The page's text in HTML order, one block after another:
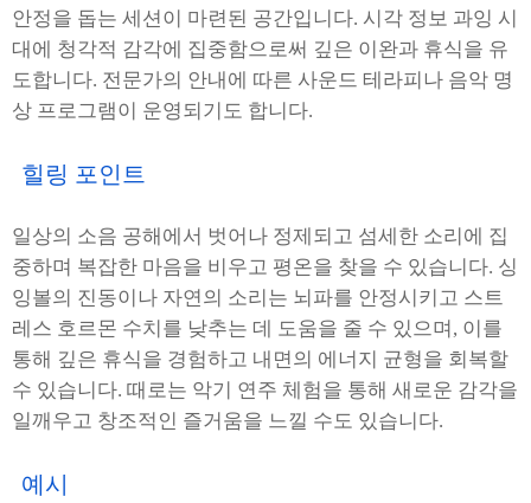
안정을 돕는 세션이 마련된 공간입니다. 시각 정보 과잉 시
대에 청각적 감각에 집중함으로써 깊은 이완과 휴식을 유
도합니다. 전문가의 안내에 따른 사운드 테라피나 음악 명
상 프로그램이 운영되기도 합니다.
힐링 포인트
일상의 소음 공해에서 벗어나 정제되고 섬세한 소리에 집
중하며 복잡한 마음을 비우고 평온을 찾을 수 있습니다. 싱
잉볼의 진동이나 자연의 소리는 뇌파를 안정시키고 스트
레스 호르몬 수치를 낮추는 데 도움을 줄 수 있으며, 이를
통해 깊은 휴식을 경험하고 내면의 에너지 균형을 회복할
수 있습니다. 때로는 악기 연주 체험을 통해 새로운 감각을
일깨우고 창조적인 즐거움을 느낄 수도 있습니다.
예시